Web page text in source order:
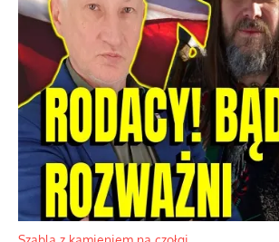
Słoneczna twierdza pełna historycznych
Geografia nie tworzy prawa, gdyby
należałoby do Polski, a Gibraltar